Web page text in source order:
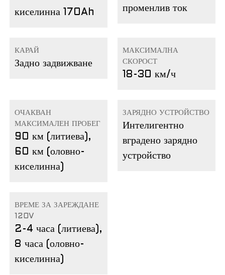
киселинна 170Ah
променлив ток
КАРАЙ
Задно задвижване
МАКСИМАЛНА
СКОРОСТ
18-30 км/ч
ОЧАКВАН
МАКСИМАЛЕН ПРОБЕГ
90 км (литиева),
60 км (оловно-
киселинна)
ЗАРЯДНО УСТРОЙСТВО
Интелигентно
вградено зарядно
устройство
ВРЕМЕ ЗА ЗАРЕЖДАНЕ
120V
2-4 часа (литиева),
8 часа (оловно-
киселинна)